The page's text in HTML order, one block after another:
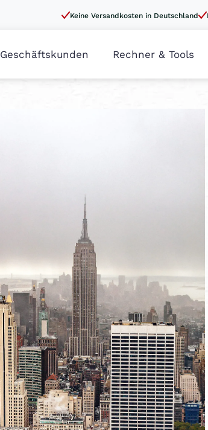
Keine Versandkosten in Deutschland
Geschäftskunden Rechner & Tools